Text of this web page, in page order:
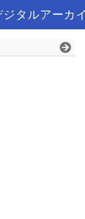
ジタルアーカ